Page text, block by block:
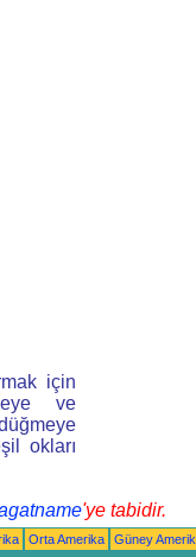
için
ve
okları
'ye tabidir.
Orta Amerika
Güney